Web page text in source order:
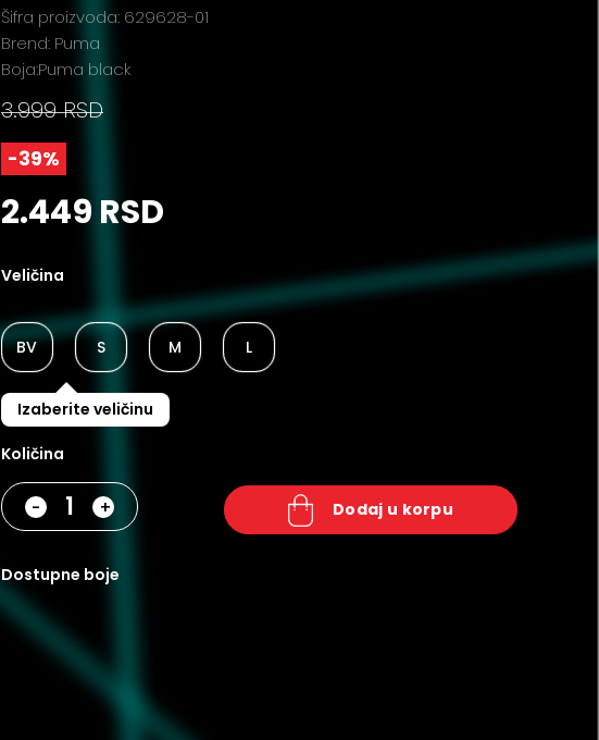
Šifra proizvoda: 629628-01
Brend: Puma
Boja:Puma black
3.999 RSD
-39%
2.449 RSD
Veličina
BV S M L
Izaberite veličinu
Količina
- + dodaj u korpu
dostupne boje